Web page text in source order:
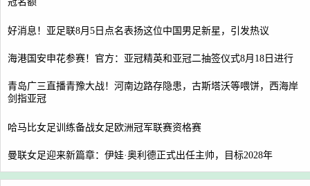
冠名额
好消息！亚足联8月5日点名表扬这位中国男足新星，引发热议
海港国安申花参赛！官方：亚冠精英和亚冠二抽签仪式8月18日进行
青岛广三直播青豫大战！河南边路存隐患，古斯塔沃等喂饼，西海岸
剑指亚冠
哈马比女足训练备战女足欧洲冠军联赛资格赛
曼联女足迎来新篇章：伊娃·奥利德正式出任主帅，目标2028年